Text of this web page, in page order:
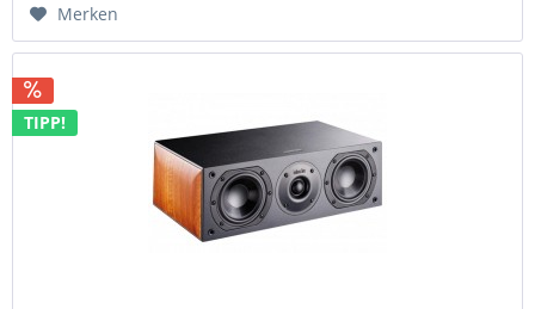
Merken
TIPP!